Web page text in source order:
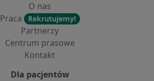
O nas
Praca
Rekrutujemy!
Partnerzy
Centrum prasowe
Kontakt
Dla pacjentów